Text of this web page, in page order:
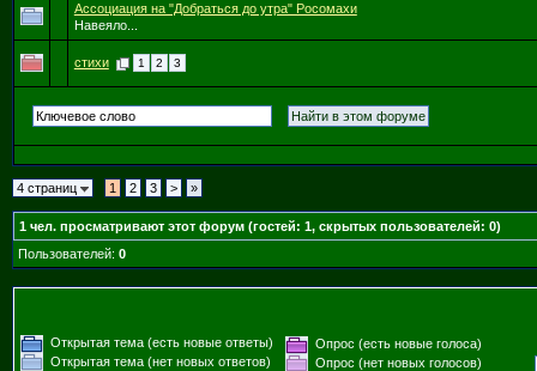
Ассоциация на "Добраться до утра" Росомахи
Навеяло...
стихи 1 2 3
4 страниц 1 2 3 > »
1чел. просматривают этот форум (гостей: 1, скрытых пользователей: 0)
Пользователей: 0
Открытая тема (есть новые ответы)
Открытая тема (нет новых ответов)
Опрос (есть новые голоса)
Опрос (нет новых голосов)